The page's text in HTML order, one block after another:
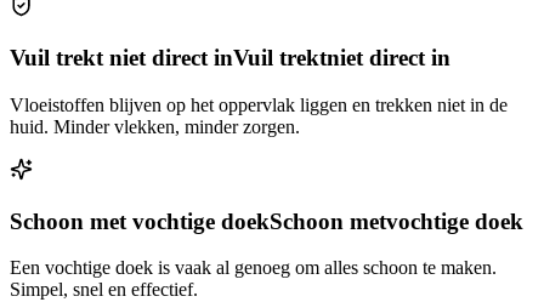
Vuil trekt niet direct inVuil trektniet direct in
Vloeistoffen blijven op het oppervlak liggen en trekken niet in de
huid. Minder vlekken, minder zorgen.
Schoon met vochtige doekSchoon metvochtige doek
Een vochtige doek is vaak al genoeg om alles schoon te maken.
Simpel, snel en effectief.